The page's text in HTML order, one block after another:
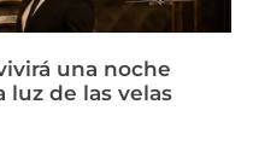
una noche
luz de las velas